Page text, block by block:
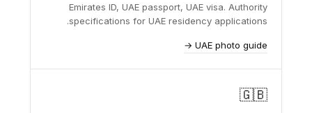
Emirates ID, UAE passport, UAE visa. Authority
specifications for UAE residency applications.
UAE photo guide →
🇬🇧